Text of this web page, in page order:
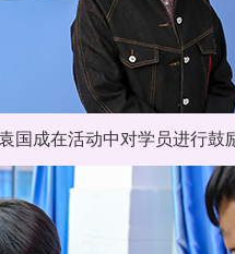
国成在活动中对学员进行鼓